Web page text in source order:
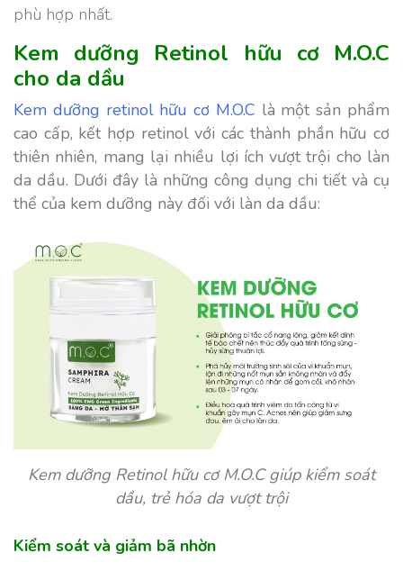
phù hợp nhất.
Kem dưỡng Retinol hữu cơ M.O.C
cho da dầu
Kem dưỡng retinol hữu cơ M.O.C là một sản phẩm
cao cấp, kết hợp retinol với các thành phần hữu cơ
thiên nhiên, mang lại nhiều lợi ích vượt trội cho làn
da dầu. Dưới đây là những công dụng chi tiết và cụ
thể của kem dưỡng này đối với làn da dầu:
Kem dưỡng Retinol hữu cơ M.O.C giúp kiểm soát
dầu, trẻ hóa da vượt trội
Kiểm soát và giảm bã nhờn